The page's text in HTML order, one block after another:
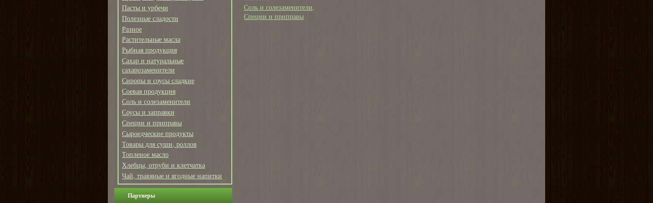
Пасты и урбечи
Полезные сладости
Разное
Растительные масла
Рыбная продукция
Сахар и натуральные
сахарозаменители
Сиропы и соусы сладкие
Соевая продукция
Соль и солезаменители
Соусы и заправки
Специи и приправы
Сыроедческие продукты
Товары для суши, роллов
Топленое масло
Хлебцы, отруби и клетчатка
Чай, травяные и ягодные напитки
Партнеры
Соль и солезаменители
Специи и приправы